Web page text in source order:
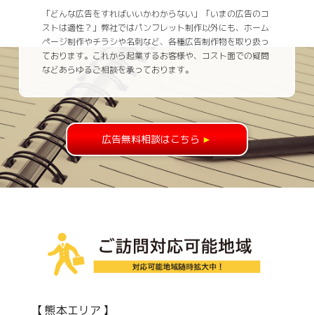
「どんな広告をすればいいかわからない」「いまの広告のコ
ストは適性？」弊社ではパンフレット制作以外にも、ホーム
ページ制作やチラシや名刺など、各種広告制作物を取り扱っ
ております。これから起業するお客様や、コスト面での疑問
などあらゆるご相談を承っております。
広告無料相談はこちら►
【 熊本エリア 】